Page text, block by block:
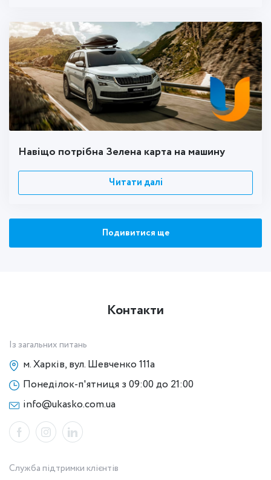
Навіщо потрібна Зелена карта на машину
Читати далі
Подивитися ще
Контакти
Із загальних питань
м. Харків, вул. Шевченко 111а
Понеділок-п'ятниця з 09:00 до 21:00
info@ukasko.com.ua
Служба підтримки клієнтів